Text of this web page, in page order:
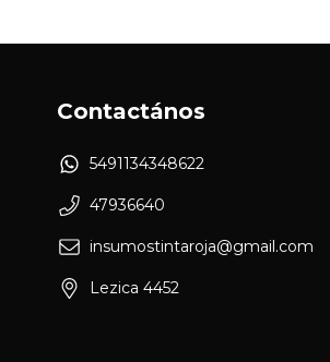
Contactános
5491134348622
47936640
insumostintaroja@gmail.com
Lezica 4452